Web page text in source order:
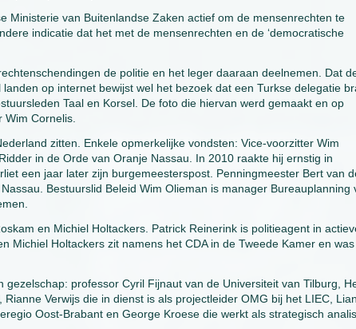
Ministerie van Buitenlandse Zaken actief om de mensenrechten te
indicatie dat het met de mensenrechten en de ‘democratische
de politie en het leger daaraan deelnemen. Dat
op internet bewijst wel het bezoek dat een Turkse delegatie
Taal en Korsel. De foto die hiervan werd gemaakt en op
Wim Cornelis.
zitten. Enkele opmerkelijke vondsten: Vice-voorzitter Wim
in de Orde van Oranje Nassau. In 2010 raakte hij ernstig in
een jaar later zijn burgemeesterspost. Penningmeester Bert van
Bestuurslid Beleid Wim Olieman is manager Bureauplanning
en Michiel Holtackers. Patrick Reinerink is politieagent in
Michiel Holtackers zit namens het CDA in de Tweede Kamer en was
professor Cyril Fijnaut van de Universiteit van Tilburg,
Verwijs die in dienst is als projectleider OMG bij het LIEC,
Oost-Brabant en George Kroese die werkt als strategisch